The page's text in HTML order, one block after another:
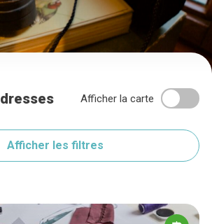
Afficher la carte
Afficher les filtres